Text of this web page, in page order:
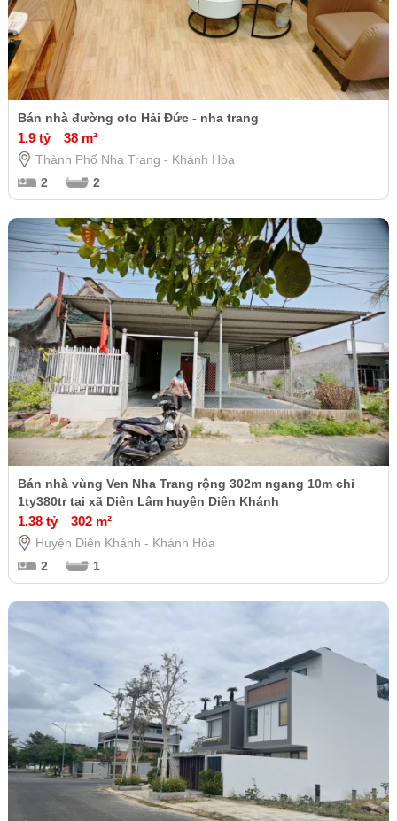
Bán nhà đường oto Hải Đức - nha trang
1.9 tỷ 38 m²
Thành Phố Nha Trang - Khánh Hòa
2
2
Bán nhà vùng Ven Nha Trang rộng 302m ngang 10m chỉ
1ty380tr tại xã Diên Lâm huyện Diên Khánh
1.38 tỷ 302 m²
Huyện Diên Khánh - Khánh Hòa
2
1